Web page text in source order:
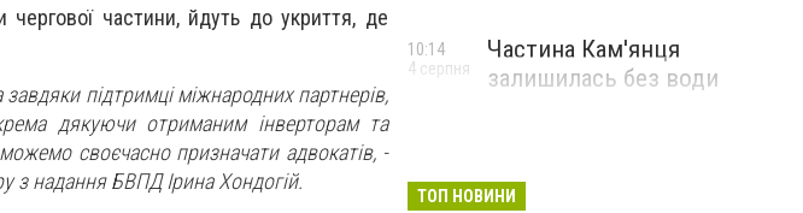
чергової частини, йдуть до укриття, де
підтримці міжнародних партнерів,
дякуючи отриманим інверторам та
своєчасно призначати адвокатів, -
з надання БВПД Ірина Хондогій.
Частина Кам'янця
залишилась без води
10:14
4 серпня
ТОП НОВИНИ